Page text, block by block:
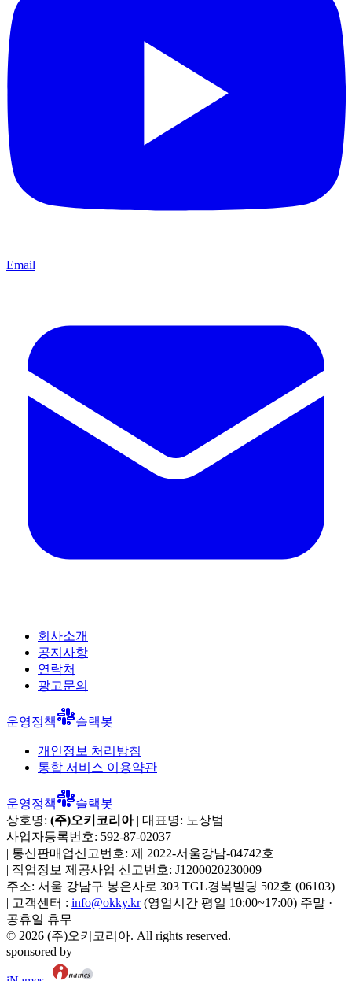
Email
회사소개
공지사항
연락처
광고문의
운영정책 슬랙봇
개인정보 처리방침
통합 서비스 이용약관
운영정책
슬랙봇
상호명: (주)오키코리아| 대표명: 노상범
사업자등록번호: 592-87-02037
| 통신판매업신고번호: 제 2022-서울강남-04742호
| 직업정보 제공사업 신고번호: J1200020230009
주소: 서울 강남구 봉은사로 303 TGL경복빌딩 502호 (06103)
| 고객센터 : info@okky.kr (영업시간 평일 10:00~17:00) 주말 ·
공휴일 휴무
© 2026 (주)오키코리아. All rights reserved.
sponsored by